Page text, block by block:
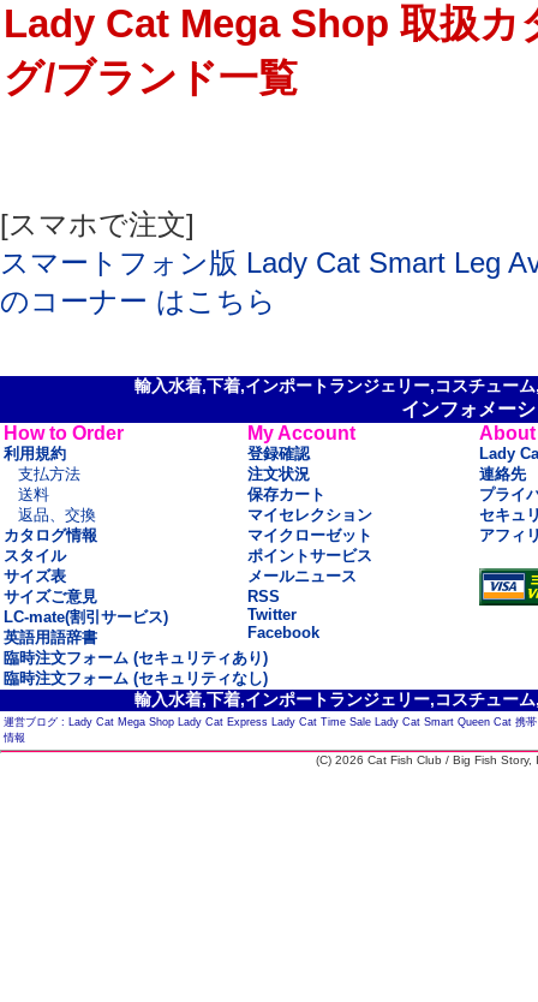
Lady Cat Mega Shop 取扱カ
グ/ブランド一覧
[スマホで注文]
スマートフォン版 Lady Cat Smart Leg
のコーナー はこちら
輸入水着,下着,インポートランジェリー,コスチュー
インフォメー
How to Order
利用規約
支払方法
送料
返品、交換
カタログ情報
スタイル
サイズ表
サイズご意見
LC-mate(割引サービス)
英語用語辞書
My Account
登録確認
注文状況
保存カート
マイセレクション
マイクローゼット
ポイントサービス
メールニュース
RSS
Twitter
Facebook
About
Lady
連絡先
プライ
セキュ
アフィ
臨時注文フォーム (セキュリティあり)
臨時注文フォーム (セキュリティなし)
輸入水着,下着,インポートランジェリー,コスチュー
運営ブログ : Lady Cat Mega Shop Lady Cat Express Lady Cat Time Sale Lady Cat Smart Queen Cat 携
情報
(C) 2026 Cat Fish Club / Big Fish Story,